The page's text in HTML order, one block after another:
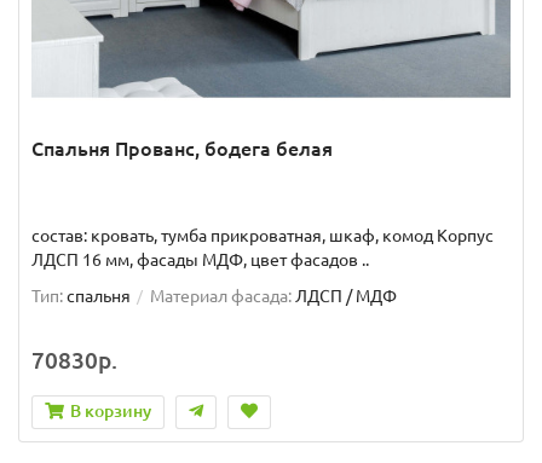
Спальня Прованс, бодега белая
состав: кровать, тумба прикроватная, шкаф, комод Корпус
ЛДСП 16 мм, фасады МДФ, цвет фасадов ..
Тип:спальня Материал фасада: ЛДСП / МДФ
70830р.
В корзину